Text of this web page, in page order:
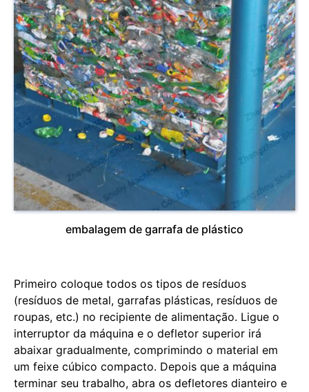
embalagem de garrafa de plástico
Primeiro coloque todos os tipos de resíduos
(resíduos de metal, garrafas plásticas, resíduos de
roupas, etc.) no recipiente de alimentação. Ligue o
interruptor da máquina e o defletor superior irá
abaixar gradualmente, comprimindo o material em
um feixe cúbico compacto. Depois que a máquina
terminar seu trabalho, abra os defletores dianteiro e